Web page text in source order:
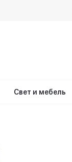
Свет и мебель